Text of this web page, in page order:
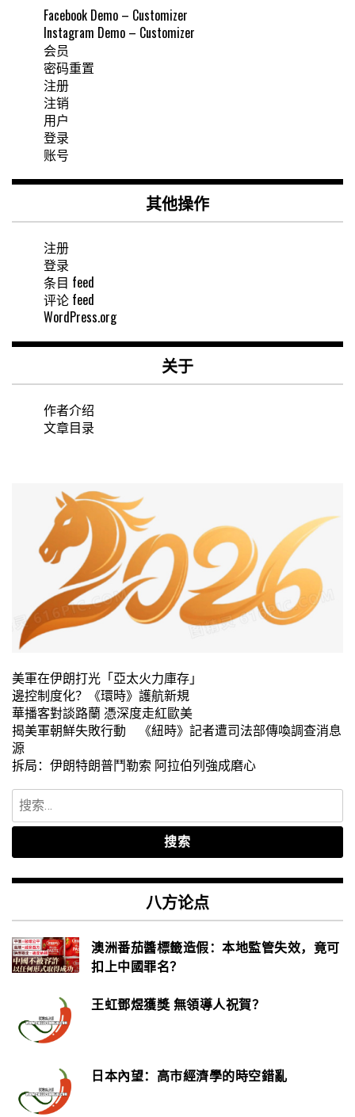
Facebook Demo – Customizer
Instagram Demo – Customizer
会员
密码重置
注册
注销
用户
登录
账号
其他操作
注册
登录
条目 feed
评论 feed
WordPress.org
关于
作者介绍
文章目录
美軍在伊朗打光「亞太火力庫存」
邊控制度化？《環時》護航新規
華播客對談路蘭 憑深度走紅歐美
揭美軍朝鮮失敗行動 《紐時》記者遭司法部傳喚調查消息
源
拆局：伊朗特朗普鬥勒索 阿拉伯列強成磨心
搜
索：
八方论点
澳洲番茄醬標籤造假：本地監管失效，竟可
扣上中國罪名？
王虹鄧煜獲獎 無領導人祝賀？
日本內望：高市經濟學的時空錯亂